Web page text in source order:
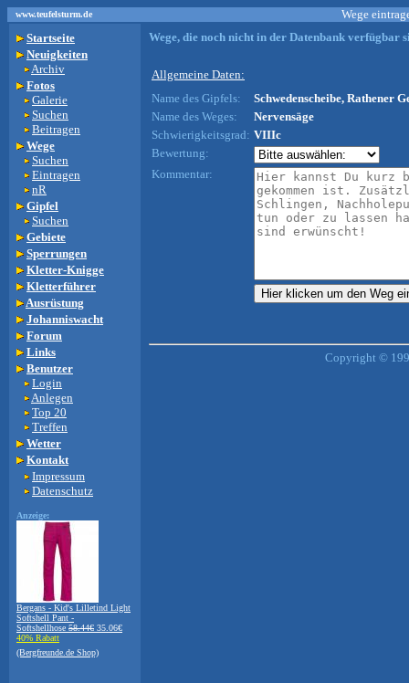
www.teufelsturm.de
Wege
Startseite
Neuigkeiten
Archiv
Fotos
Galerie
Suchen
Beitragen
Wege
Suchen
Eintragen
nR
Gipfel
Suchen
Gebiete
Sperrungen
Kletter-Knigge
Kletterführer
Ausrüstung
Johanniswacht
Forum
Links
Benutzer
Login
Anlegen
Top 20
Treffen
Wetter
Kontakt
Impressum
Datenschutz
Anzeige:
Bergans - Kid's Lilletind Light
Softshell Pant -
Softshellhose 58.44€ 35.06€
40% Rabatt
(Bergfreunde.de Shop)
Wege, die noch nicht in der Datenbank verfügbar
Allgemeine Daten:
Name des Gipfels:
Schwedenscheibe, Rathener
Name des Weges:
Nervensäge
Schwierigkeitsgrad: VIIIc
Bewertung:
Kommentar:
Copyright ©